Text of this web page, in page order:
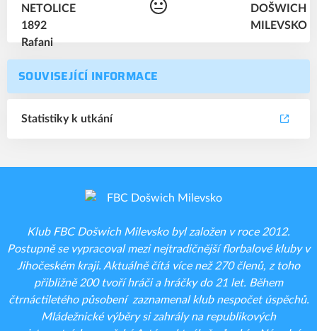
SOUVISEJÍCÍ INFORMACE
Statistiky k utkání
Klub FBC Došwich Milevsko byl založen v roce 2012.
Postupně se vypracoval mezi nejtradičnější florbalové kluby v
Jihočeském kraji. Aktuálně čítá více než 270 členů, z toho
přibližně 200 tvoří hráči a hráčky do 21 let. Během
čtrnáctiletého působení zaznamenal klub nespočet úspěchů.
Mládežnické výběry si zahrály na republikových